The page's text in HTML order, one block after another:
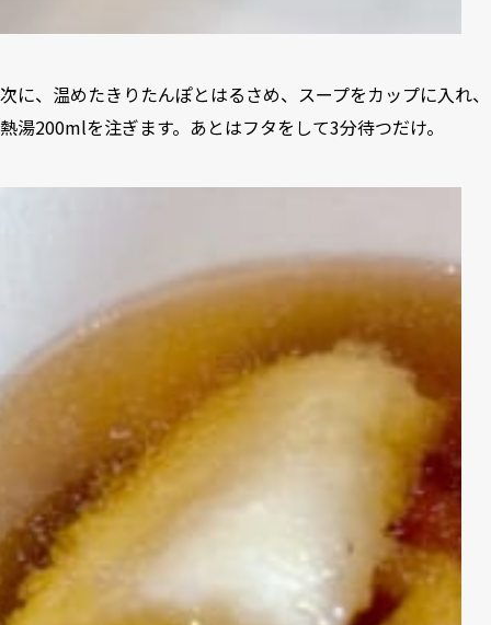
次に、温めたきりたんぽとはるさめ、スープをカップに入れ、
熱湯200mlを注ぎます。あとはフタをして3分待つだけ。